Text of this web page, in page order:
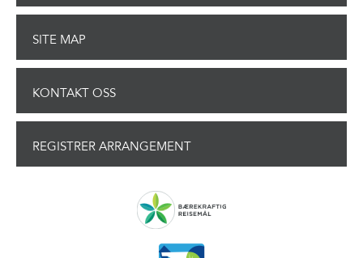
SITE MAP
KONTAKT OSS
REGISTRER ARRANGEMENT